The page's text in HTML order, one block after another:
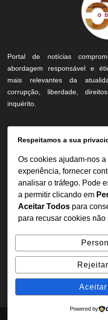
Portal de notícias
abordagem responsável e
mais relevantes da
corrupção, liberdade,
inquérito.
Política
+244
Angola -
Respeitamos a sua
Os cookies ajudam-nos
experiência, fornecer
analisar o tráfego. Pode
a permitir clicando em
Aceitar Todos para
para recusar cookies não
Aceitar
Powered by